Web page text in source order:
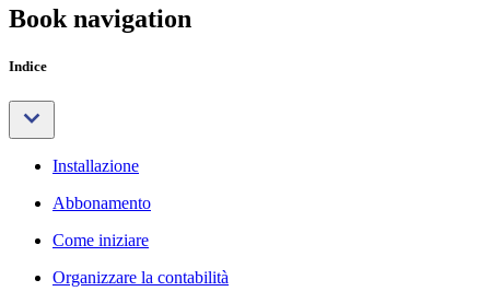
Book navigation
Indice
Installazione
Abbonamento
Come iniziare
Organizzare la contabilità